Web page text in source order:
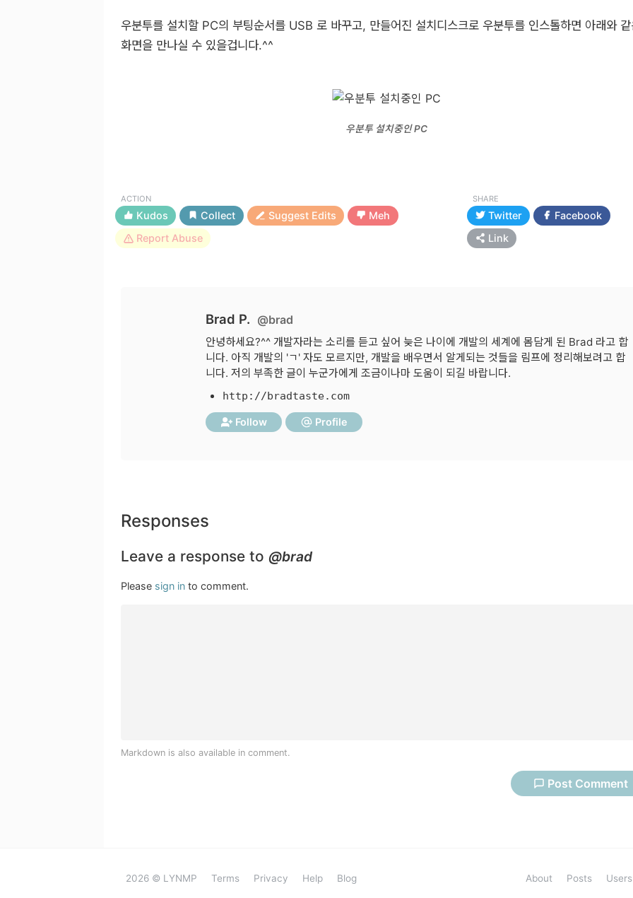
우분투를 설치할 PC의 부팅순서를 USB 로 바꾸고, 만들어진 설치디스크로 우분투를 인스톨하면 아래와
화면을 만나실 수 있을겁니다.^^
우분투 설치중인 PC
ACTION
Kudos Collect Suggest Edits
Meh
Report Abuse
SHARE
Twitter
Facebook
Link
Brad P. @brad
안녕하세요?^^ 개발자라는 소리를 듣고 싶어 늦은 나이에 개발의 세계에 몸담게 된 Brad 라고 합
니다. 아직 개발의 'ㄱ' 자도 모르지만, 개발을 배우면서 알게되는 것들을 림프에 정리해보려고 합
니다. 저의 부족한 글이 누군가에게 조금이나마 도움이 되길 바랍니다.
http://bradtaste.com
Follow Profile
Responses
Leave a response to @brad
Please sign in to comment.
Markdown is also available in comment.
Post Comment
2026 © LYNMP Terms Privacy Help Blog About Posts Users